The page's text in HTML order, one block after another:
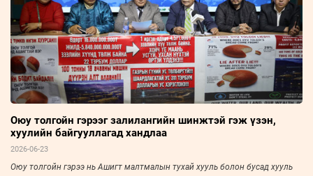
Оюу толгойн гэрээг залилангийн шинжтэй гэж үзэн,
хуулийн байгууллагад хандлаа
2026-06-23
​​​​​​​Оюу толгойн гэрээ нь Ашигт малтмалын тухай хууль болон бусад хууль